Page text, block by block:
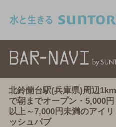
北鈴蘭台駅(兵庫県)周辺1km
で朝までオープン・5,000円
以上～7,000円未満のアイリ
ッシュパブ